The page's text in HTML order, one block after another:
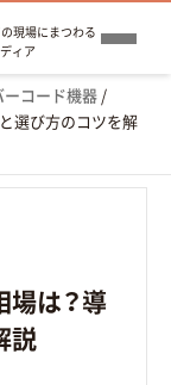
現場にまつわる
ィア
ーコード機器 /
選び方のコツを解
場は？導
説